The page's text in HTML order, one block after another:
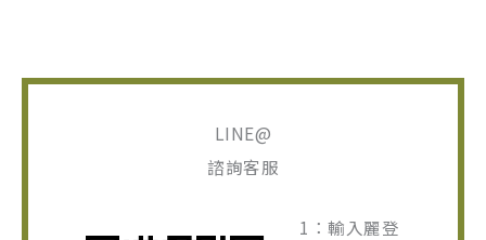
LINE@
諮詢客服
1：輸入麗登